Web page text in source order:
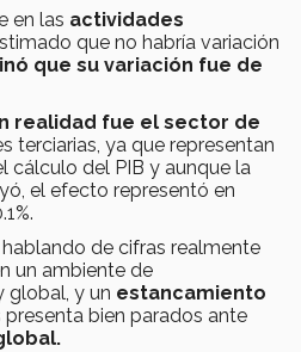
en las actividades
que no habría variación
que su variación fue de
realidad fue el sector de
terciarias, ya que representan
cálculo del PIB y aunque la
el efecto representó en
de cifras realmente
un ambiente de
global, y un estancamiento
presenta bien parados ante